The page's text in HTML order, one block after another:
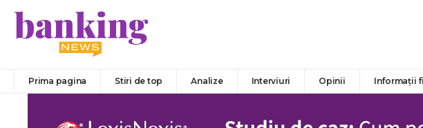
Prima pagina Stiri de top Analize Interviuri Opinii Informații